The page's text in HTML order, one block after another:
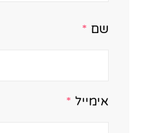
שם *
אימייל *